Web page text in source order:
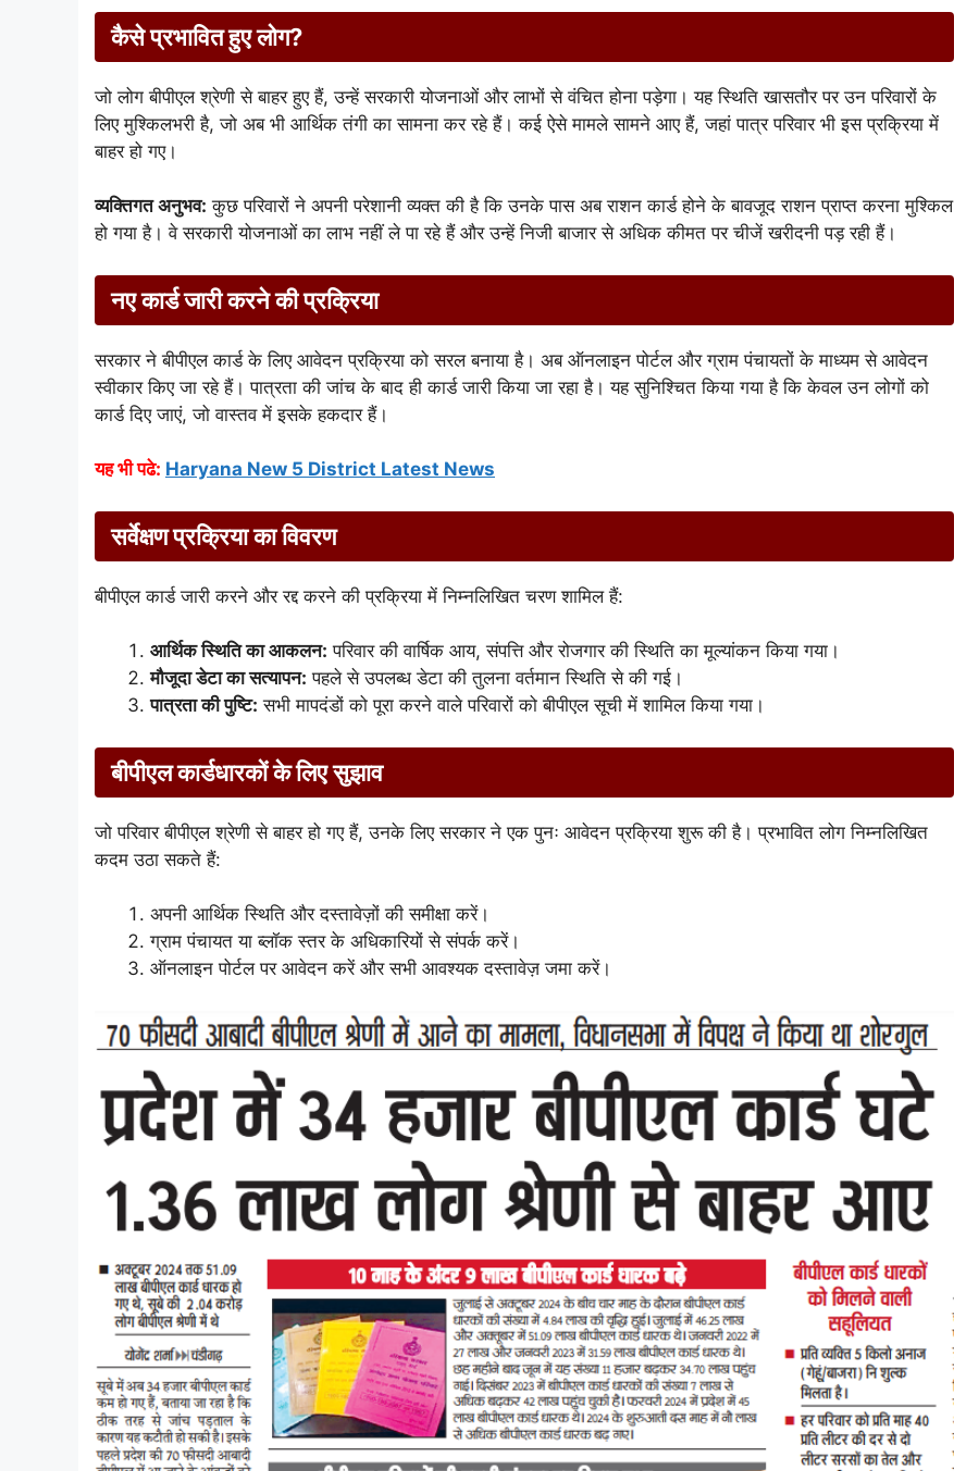
कैसे प्रभावित हुए लोग?
जो लोग बीपीएल श्रेणी से बाहर हुए हैं, उन्हें सरकारी योजनाओं और लाभों से वंचित होना पड़ेगा। यह स्थिति खासतौर पर उन परिवारों के
लिए मुश्किलभरी है, जो अब भी आर्थिक तंगी का सामना कर रहे हैं। कई ऐसे मामले सामने आए हैं, जहां पात्र परिवार भी इस प्रक्रिया में
बाहर हो गए।
व्यक्तिगत अनुभव: कुछ परिवारों ने अपनी परेशानी व्यक्त की है कि उनके पास अब राशन कार्ड होने के बावजूद राशन प्राप्त करना मुश्किल
हो गया है। वे सरकारी योजनाओं का लाभ नहीं ले पा रहे हैं और उन्हें निजी बाजार से अधिक कीमत पर चीजें खरीदनी पड़ रही हैं।
नए कार्ड जारी करने की प्रक्रिया
सरकार ने बीपीएल कार्ड के लिए आवेदन प्रक्रिया को सरल बनाया है। अब ऑनलाइन पोर्टल और ग्राम पंचायतों के माध्यम से आवेदन
स्वीकार किए जा रहे हैं। पात्रता की जांच के बाद ही कार्ड जारी किया जा रहा है। यह सुनिश्चित किया गया है कि केवल उन लोगों को
कार्ड दिए जाएं, जो वास्तव में इसके हकदार हैं।
यह भी पढे: Haryana New 5 District Latest News
सर्वेक्षण प्रक्रिया का विवरण
बीपीएल कार्ड जारी करने और रद्द करने की प्रक्रिया में निम्नलिखित चरण शामिल हैं:
आर्थिक स्थिति का आकलन: परिवार की वार्षिक आय, संपत्ति और रोजगार की स्थिति का मूल्यांकन किया गया।
मौजूदा डेटा का सत्यापन: पहले से उपलब्ध डेटा की तुलना वर्तमान स्थिति से की गई।
पात्रता की पुष्टि: सभी मापदंडों को पूरा करने वाले परिवारों को बीपीएल सूची में शामिल किया गया।
बीपीएल कार्डधारकों के लिए सुझाव
जो परिवार बीपीएल श्रेणी से बाहर हो गए हैं, उनके लिए सरकार ने एक पुनः आवेदन प्रक्रिया शुरू की है। प्रभावित लोग निम्नलिखित
कदम उठा सकते हैं:
अपनी आर्थिक स्थिति और दस्तावेज़ों की समीक्षा करें।
ग्राम पंचायत या ब्लॉक स्तर के अधिकारियों से संपर्क करें।
ऑनलाइन पोर्टल पर आवेदन करें और सभी आवश्यक दस्तावेज़ जमा करें।